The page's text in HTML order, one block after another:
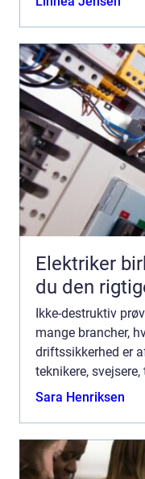
Elektriker birkerød
du den
Ikke-destruktiv
mange brancher,
driftssikkerhed er
teknikere,
dokumentere
Sara Henriksen